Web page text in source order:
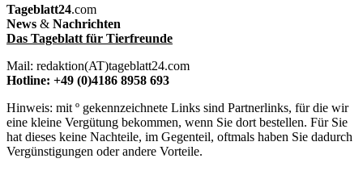
Tageblatt24.com
News & Nachrichten
Das Tageblatt für Tierfreunde
Mail: redaktion(AT)tageblatt24.com
Hotline: +49 (0)4186 8958 693
Hinweis: mit º gekennzeichnete Links sind Partnerlinks, für die wir
eine kleine Vergütung bekommen, wenn Sie dort bestellen. Für Sie
hat dieses keine Nachteile, im Gegenteil, oftmals haben Sie dadurch
Vergünstigungen oder andere Vorteile.